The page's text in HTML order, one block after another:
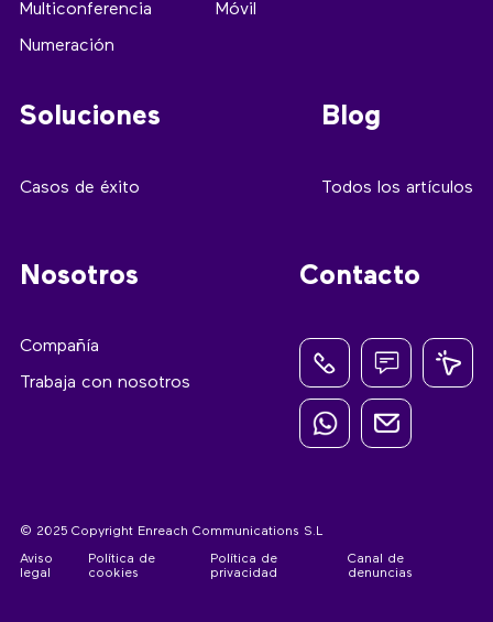
Multiconferencia
Numeración
Móvil
Soluciones
Casos de éxito
Blog
Todos los artículos
Nosotros
Compañía
Trabaja con nosotros
Contacto
© 2025 Copyright Enreach Communications S.L
Aviso
legal
Política de
cookies
Política de
privacidad
Canal de
denuncias